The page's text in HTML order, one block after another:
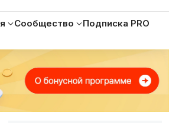
Сообщество
Подписка PRO